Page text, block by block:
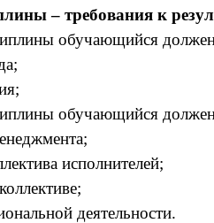
– требования к
обучающийся
обучающийся
исполнителей;
деятельности.